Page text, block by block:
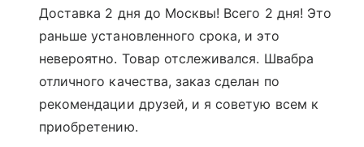
Доставка 2 дня до Москвы! Всего 2 дня! Это
раньше установленного срока, и это
невероятно. Товар отслеживался. Швабра
отличного качества, заказ сделан по
рекомендации друзей, и я советую всем к
приобретению.